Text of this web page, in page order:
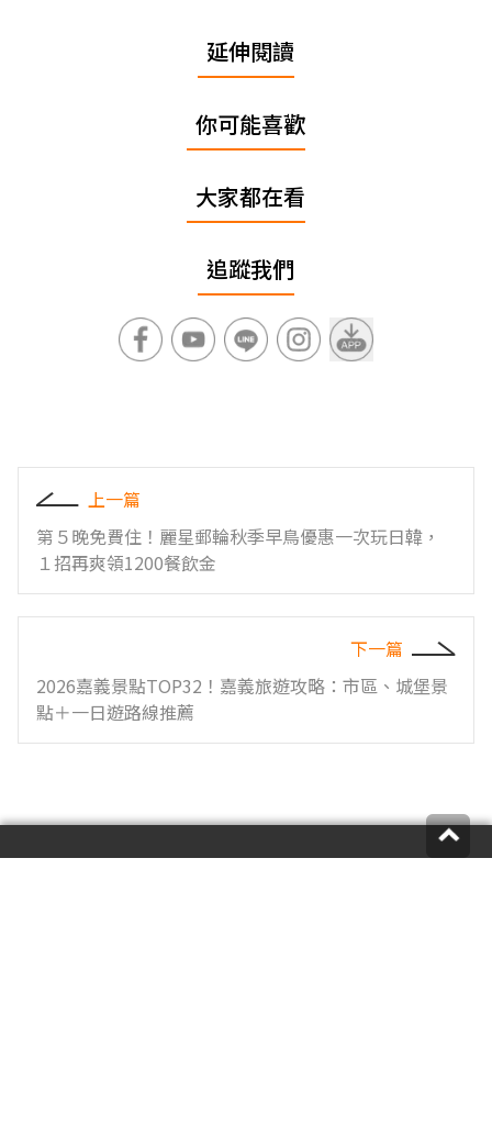
延伸閱讀
你可能喜歡
大家都在看
追蹤我們
上一篇
第５晚免費住！麗星郵輪秋季早鳥優惠一次玩日韓，
１招再爽領1200餐飲金
下一篇
2026嘉義景點TOP32！嘉義旅遊攻略：市區、城堡景
點＋一日遊路線推薦